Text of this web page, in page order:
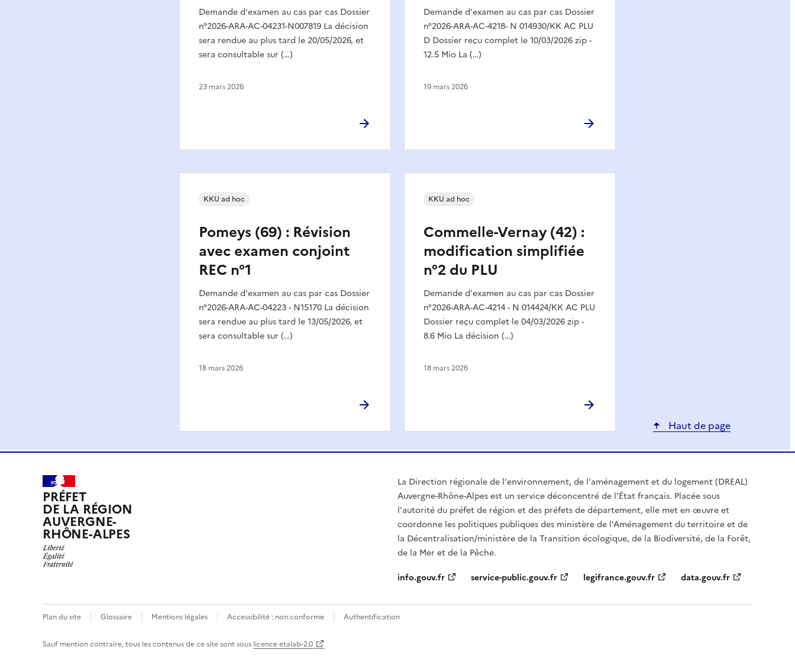
Demande d'examen au cas par cas Dossier
n°2026-ARA-AC-04231-N007819 La décision
sera rendue au plus tard le 20/05/2026, et
sera consultable sur (…)
23 mars 2026
Demande d'examen au cas par cas Dossier
n°2026-ARA-AC-4218- N 014930/KK AC PLU
D Dossier reçu complet le 10/03/2026 zip -
12.5 Mio La (…)
19 mars 2026
Pomeys (69) : Révision
avec examen conjoint
REC n°1
Demande d'examen au cas par cas Dossier
n°2026-ARA-AC-04223 - N15170 La décision
sera rendue au plus tard le 13/05/2026, et
sera consultable sur (…)
KKU ad hoc
18 mars 2026
Commelle-Vernay (42) :
modification simplifiée
n°2 du PLU
Demande d'examen au cas par cas Dossier
n°2026-ARA-AC-4214 - N 014424/KK AC PLU
Dossier reçu complet le 04/03/2026 zip -
8.6 Mio La décision (…)
KKU ad hoc
18 mars 2026
Haut de page
PRÉFET
DE LA RÉGION
AUVERGNE-
RHÔNE-ALPES
La Direction régionale de l'environnement, de l'aménagement et du logement (DREAL)
Auvergne-Rhône-Alpes est un service déconcentré de l'État français. Placée sous
l'autorité du préfet de région et des préfets de département, elle met en œuvre et
coordonne les politiques publiques des ministère de l'Aménagement du territoire et de
la Décentralisation/ministère de la Transition écologique, de la Biodiversité, de la Forêt,
de la Mer et de la Pêche.
info.gouv.fr
service-public.gouv.fr legifrance.gouv.fr data.gouv.fr
Plan du site Glossaire Mentions légales Accessibilité : non conforme Authentification
Sauf mention contraire, tous les contenus de ce site sont sous licence etalab-2.0